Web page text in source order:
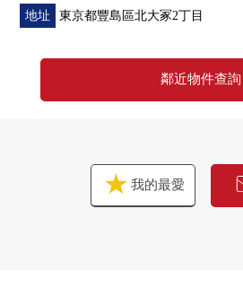
地址 東京都豐島區北大冢2丁目
鄰近物件查詢
我的最愛